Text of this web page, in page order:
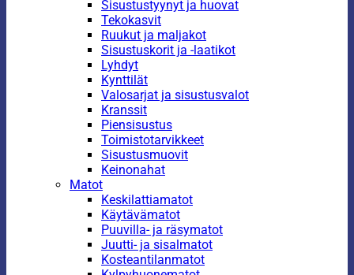
Sisustustyynyt ja huovat
Tekokasvit
Ruukut ja maljakot
Sisustuskorit ja -laatikot
Lyhdyt
Kynttilät
Valosarjat ja sisustusvalot
Kranssit
Piensisustus
Toimistotarvikkeet
Sisustusmuovit
Keinonahat
Matot
Keskilattiamatot
Käytävämatot
Puuvilla- ja räsymatot
Juutti- ja sisalmatot
Kosteantilanmatot